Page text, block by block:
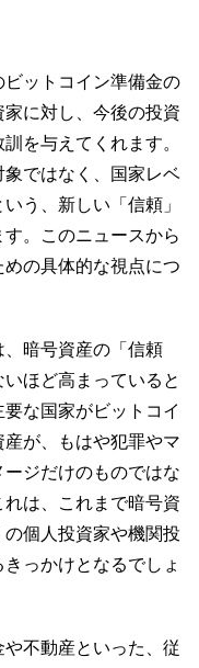
ットコイン準備金の
に対し、今後の投資
を与えてくれます。
ではなく、国家レベ
う、新しい「信頼」
。このニュースから
の具体的な視点につ
、暗号資産の「信頼
ほど高まっていると
な国家がビットコイ
が、もはや犯罪やマ
ジだけのものではな
は、これまで暗号資
個人投資家や機関投
っかけとなるでしょ
不動産といった、従